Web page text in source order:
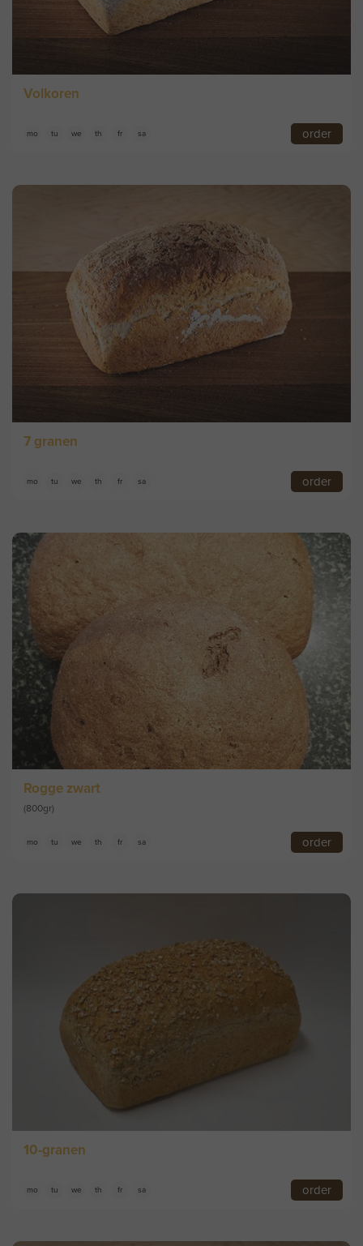
Volkoren
mo tu we th fr sa order
7 granen
mo tu we th fr sa order
Rogge zwart
(800gr)
mo tu we th fr sa order
10-granen
mo tu we th fr sa order